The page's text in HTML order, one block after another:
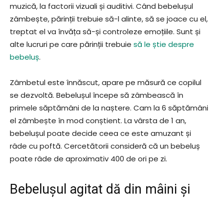
muzică, la factorii vizuali și auditivi. Când bebelușul
zâmbește, părinții trebuie să-l alinte, să se joace cu el,
treptat el va învăța să-și controleze emoțiile. Sunt și
alte lucruri pe care părinții trebuie să le știe despre
bebeluș.
Zâmbetul este înnăscut, apare pe măsură ce copilul
se dezvoltă. Bebelușul începe să zâmbească în
primele săptămâni de la naștere. Cam la 6 săptămâni
el zâmbește în mod conștient. La vârsta de 1 an,
bebelușul poate decide ceea ce este amuzant și
râde cu poftă. Cercetătorii consideră că un bebeluș
poate râde de aproximativ 400 de ori pe zi.
Bebelușul agitat dă din mâini și